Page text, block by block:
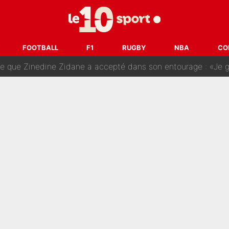
FOOTBALL F1 RUGBY NBA
Paul Seixas est confirmée... et c'est une excellente nouvelle
Le PSG avait déjà réalisé une folie sur le mercato bien
que Zinedine Zidane a accepté dans son entourage : «Je